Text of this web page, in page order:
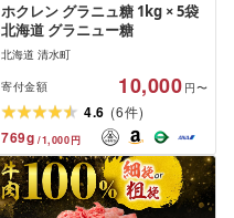
ホクレン グラニュ糖 1kg × 5袋
北海道 グラニュー糖
北海道 清水町
寄付金額 10,000 円〜
4.6 (6件)
769g /1,000円